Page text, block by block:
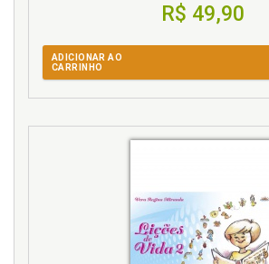
R$ 49,90
ADICIONAR AO
CARRINHO